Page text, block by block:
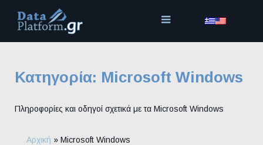
περιεχόμενο
Κατηγορία: Microsoft Windows
Πληροφορίες και οδηγοί σχετικά με τα Microsoft Windows
Αρχική » Microsoft Windows